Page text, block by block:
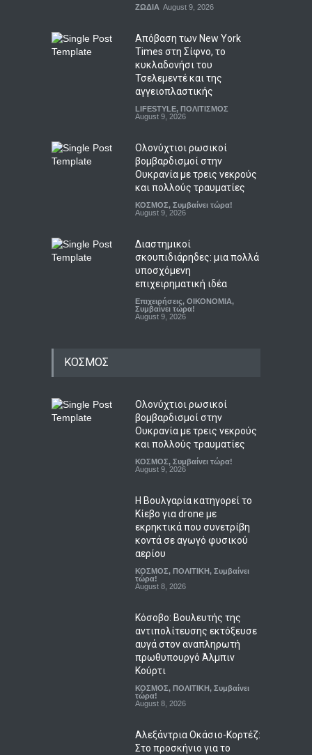
ΖΩΔΙΑ August 9, 2026
Απόβαση των New York
Times στη Σίφνο, το
κυκλαδονήσι του
Τσελεμεντέ και της
αγγειοπλαστικής
LIFESTYLE, ΠΟΛΙΤΙΣΜΟΣ
August 9, 2026
Ολονύχτιοι ρωσικοί
βομβαρδισμοί στην
Ουκρανία με τρεις νεκρούς
και πολλούς τραυματίες
ΚΟΣΜΟΣ, Συμβαίνει τώρα!
August 9, 2026
Διαστημικοί
σκουπιδιάρηδες: μια πολλά
υποσχόμενη
επιχειρηματική ιδέα
Επιχειρήσεις, ΟΙΚΟΝΟΜΙΑ,
Συμβαίνει τώρα!
August 9, 2026
ΚΟΣΜΟΣ
Ολονύχτιοι ρωσικοί
βομβαρδισμοί στην
Ουκρανία με τρεις νεκρούς
και πολλούς τραυματίες
ΚΟΣΜΟΣ, Συμβαίνει τώρα!
August 9, 2026
Η Βουλγαρία κατηγορεί το
Κίεβο για drone με
εκρηκτικά που συνετρίβη
κοντά σε αγωγό φυσικού
αερίου
ΚΟΣΜΟΣ, ΠΟΛΙΤΙΚΗ, Συμβαίνει
τώρα!
August 8, 2026
Κόσοβο: Βουλευτής της
αντιπολίτευσης εκτόξευσε
αυγά στον αναπληρωτή
πρωθυπουργό Άλμπιν
Κούρτι
ΚΟΣΜΟΣ, ΠΟΛΙΤΙΚΗ, Συμβαίνει
τώρα!
August 8, 2026
Αλεξάντρια Οκάσιο-Κορτέζ:
Στο προσκήνιο για το